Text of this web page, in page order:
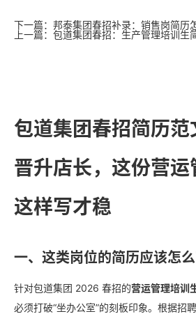
包道集团春招简历范
晋升店长，这份营运
这样写才稳
一、这类岗位的简历应该怎么
针对包道集团 2026 春招的营运管理培训
必须打破“坐办公室”的刻板印象。根据招